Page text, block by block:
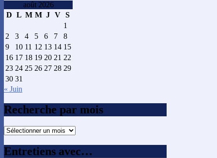
août 2026
D L M M J V S
1
2
3 4 5 6 7
8
9
10 11 12 13 14 15
16 17 18 19 20 21 22
23 24 25 26 27 28 29
30 31
« Juin
Recherche par mois
Recherche
mois
Entretiens avec…